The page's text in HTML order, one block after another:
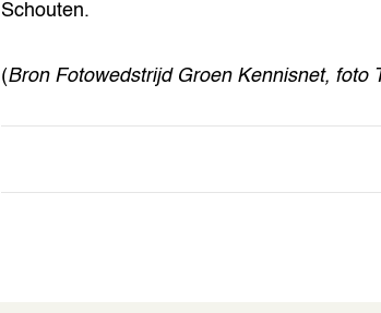
Schouten.
(Bron Fotowedstrijd Groen Kennisnet, foto